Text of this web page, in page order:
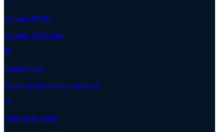
Tentang HKBP
Sejarah, visi & misi
Kantor Pusat
Pimpinan & struktur organisasi
Wilayah & Huria